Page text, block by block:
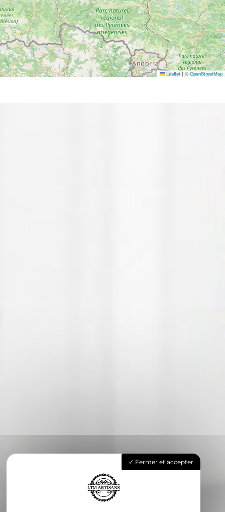
Leaflet |©OpenStreetMap
Fermer et accepter